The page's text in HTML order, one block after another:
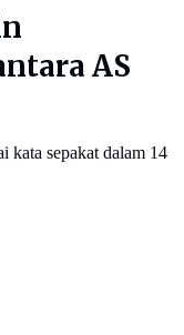
AS
kata sepakat dalam 14